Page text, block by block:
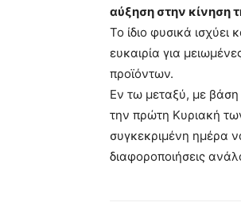
αύξηση στην κίνηση
Το ίδιο φυσικά
ευκαιρία για
προϊόντων.
Εν τω μεταξύ, με βάση
την πρώτη Κυριακή
συγκεκριμένη ημέρα
διαφοροποιήσεις